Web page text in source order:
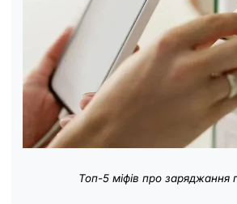
Топ-5 міфів про заряджання